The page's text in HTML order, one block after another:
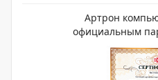
Артрон
официальным